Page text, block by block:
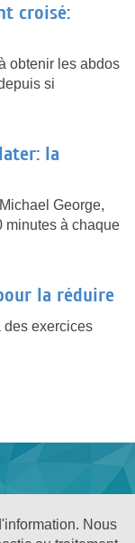
croisé:
obtenir les abdos
si
la
George,
minutes à chaque
la réduire
des exercices
Nous